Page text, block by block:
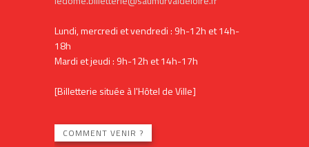
Lundi, mercredi et vendredi : 9h-12h et 14h-
18h
Mardi et jeudi : 9h-12h et 14h-17h
[Billetterie située à l'Hôtel de Ville]
COMMENT VENIR ?